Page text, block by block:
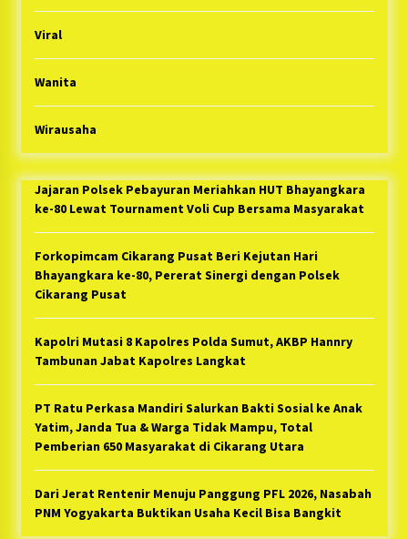
Viral
Wanita
Wirausaha
Jajaran Polsek Pebayuran Meriahkan HUT Bhayangkara
ke-80 Lewat Tournament Voli Cup Bersama Masyarakat
Forkopimcam Cikarang Pusat Beri Kejutan Hari
Bhayangkara ke-80, Pererat Sinergi dengan Polsek
Cikarang Pusat
Kapolri Mutasi 8 Kapolres Polda Sumut, AKBP Hannry
Tambunan Jabat Kapolres Langkat
PT Ratu Perkasa Mandiri Salurkan Bakti Sosial ke Anak
Yatim, Janda Tua & Warga Tidak Mampu, Total
Pemberian 650 Masyarakat di Cikarang Utara
Dari Jerat Rentenir Menuju Panggung PFL 2026, Nasabah
PNM Yogyakarta Buktikan Usaha Kecil Bisa Bangkit